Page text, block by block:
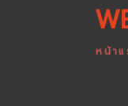
หน้าแ